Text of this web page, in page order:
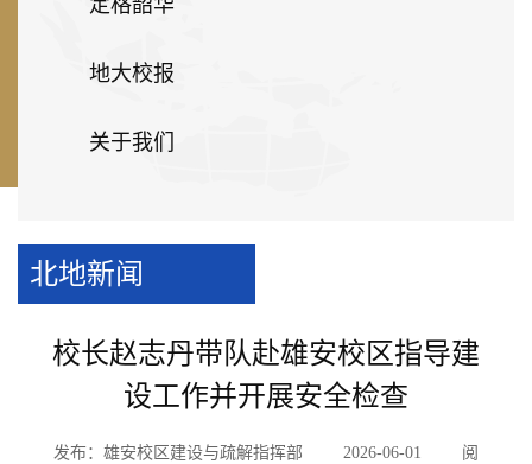
定格韶华
地大校报
关于我们
北地新闻
校长赵志丹带队赴雄安校区指导建
设工作并开展安全检查
发布：雄安校区建设与疏解指挥部 2026-06-01
阅